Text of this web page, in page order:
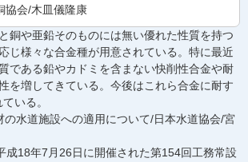
協会/木皿儀隆康
銅や亜鉛そのものには無い優れた性質を持つ
じ様々な合金種が用意されている。特に最近
である鉛やカドミを含まない快削性合金や耐
を増してきている。今後はこれら合金に耐す
いる。
の水道施設への適用について/日本水道協会/宮
成18年7月26日に開催された第154回工務常設